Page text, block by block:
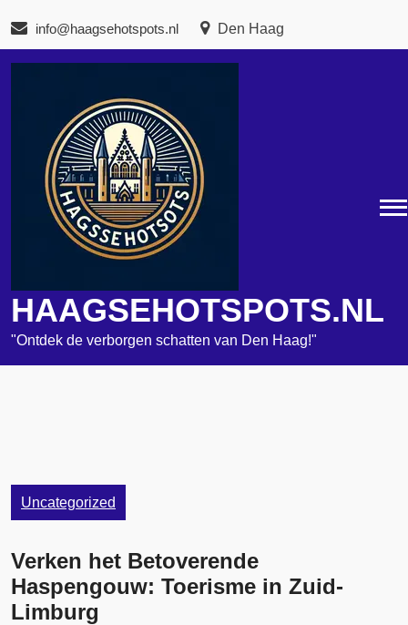
de
inhoud
info@haagsehotspots.nl Den Haag
HAAGSEHOTSPOTS.NL
"Ontdek de verborgen schatten van Den Haag!"
Uncategorized
Verken het Betoverende
Haspengouw: Toerisme in Zuid-
Limburg